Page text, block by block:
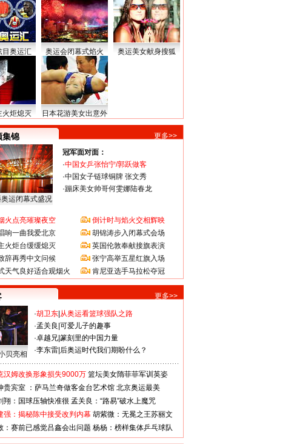
目奥运汇 奥运会闭幕式焰火 奥运美女献身搜狐
火炬熄灭 日本花游美女出意外
集锦 更多>>
运闭幕式盛况
冠军面对面：
·中国女乒张怡宁/郭跃做客
·中国女子链球铜牌 张文秀
·蹦床美女帅哥何雯娜陆春龙
火点亮璀璨夜空
响一曲我爱北京
火炬台缓缓熄灭
辞再秀中文问候
天气良好适合观烟火
倒计时与焰火交相辉映
胡锦涛步入闭幕式会场
英国伦敦奉献接旗表演
张宁高举五星红旗入场
肯尼亚选手马拉松夺冠
更多>>
贝亮相
·胡卫东 从奥运看篮球强队之路
·孟关良 可爱儿子的趣事
·卓越兄 篆刻里的中国力量
·李东雷 后奥运时代我们期盼什么？
汉姆改换形象损失9000万 篮坛美女隋菲菲军训英姿
贵宾室 ：萨马兰奇做客金台艺术馆 北京奥运最美
翔：国球压轴快准很 孟关良：“路易”破水上魔咒
强：揭秘陈中接受改判内幕 胡紫微：无冕之王苏丽文
：赛前已感觉吕鑫会出问题 杨杨：榜样集体乒乓球队